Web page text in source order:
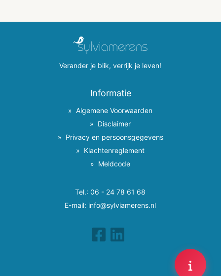
Verander je blik, verrijk je leven!
Informatie
Algemene Voorwaarden
Disclaimer
Privacy en persoonsgegevens
Klachtenreglement
Meldcode
Tel.:06 - 24 78 61 68
E-mail: info@sylviamerens.nl